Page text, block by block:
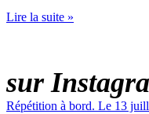
Lire la suite »
sur
Répétition à bord. Le 13